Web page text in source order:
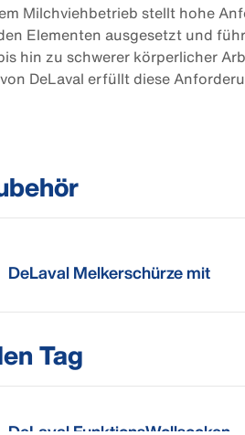
Milchviehbetrieb stellt hohe
Elementen ausgesetzt und
hin zu schwerer körperlicher
DeLaval erfüllt diese
DeLaval Melkerschürze mit
Tag